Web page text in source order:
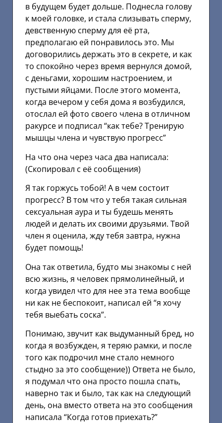
в будущем будет дольше. Поднесла голову
к моей головке, и стала слизывать сперму,
девственную сперму для её рта,
предполагаю ей понравилось это. Мы
договорились держать это в секрете, и как
то спокойно через время вернулся домой,
с деньгами, хорошим настроением, и
пустыми яйцами. После этого момента,
когда вечером у себя дома я возбудился,
отослал ей фото своего члена в отличном
ракурсе и подписал “как тебе? Тренирую
мышцы члена и чувствую прогресс”
На что она через часа два написала:
(Скопировал с её сообщения)
Я так горжусь тобой! А в чем состоит
прогресс? В том что у тебя такая сильная
сексуальная аура и ты будешь менять
людей и делать их своими друзьями. Твой
член я оценила, жду тебя завтра, нужна
будет помощь!
Она так ответила, будто мы знакомы с ней
всю жизнь, я человек прямолинейный, и
когда увидел что для нее эта тема вообще
ни как не беспокоит, написал ей “я хочу
тебя выебать соска”.
Понимаю, звучит как выдуманный бред, но
когда я возбужден, я теряю рамки, и после
того как подрочил мне стало немного
стыдно за это сообщение)) Ответа не было,
я подумал что она просто пошла спать,
наверно так и было, так как на следующий
день, она вместо ответа на это сообщения
написала “Когда готов приехать?”